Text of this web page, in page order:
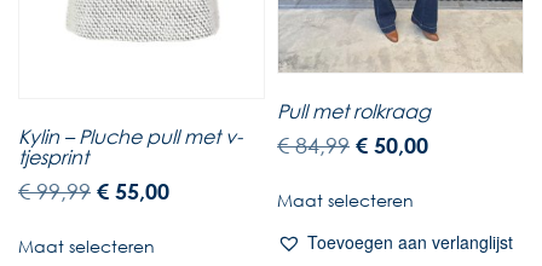
Kylin – Pluche pull met v-
tjesprint
€99,99 € 55,00
Maat selecteren
Pull met rolkraag
€84,99 € 50,00
Maat selecteren
Toevoegen aan verlanglijst